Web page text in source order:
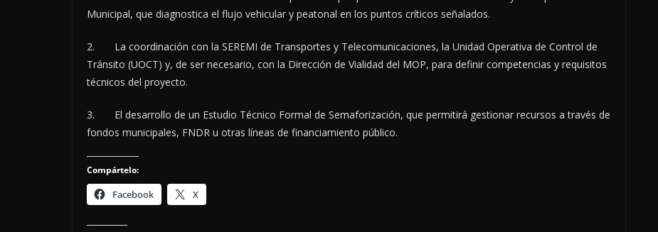
Municipal, que diagnostica el flujo vehicular y peatonal en los puntos críticos señalados.
2. La coordinación con la SEREMI de Transportes y Telecomunicaciones, la Unidad Operativa de Control de
Tránsito (UOCT) y, de ser necesario, con la Dirección de Vialidad del MOP, para definir competencias y requisitos
técnicos del proyecto.
3. El desarrollo de un Estudio Técnico Formal de Semaforización, que permitirá gestionar recursos a través de
fondos municipales, FNDR u otras líneas de financiamiento público.
Compártelo:
Facebook X